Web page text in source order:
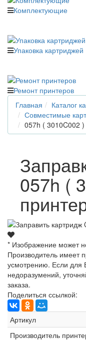
Комплектующие
Упаковка картриджей
Ремонт принтеров
Главная
Каталог
Совместимые
057h ( 3010C002 )
057h (
* Изображение может
Производитель имеет
усмотрению. Если для
недоразумений,
заказа.
Поделиться ссылкой:
Артикул
Производитель